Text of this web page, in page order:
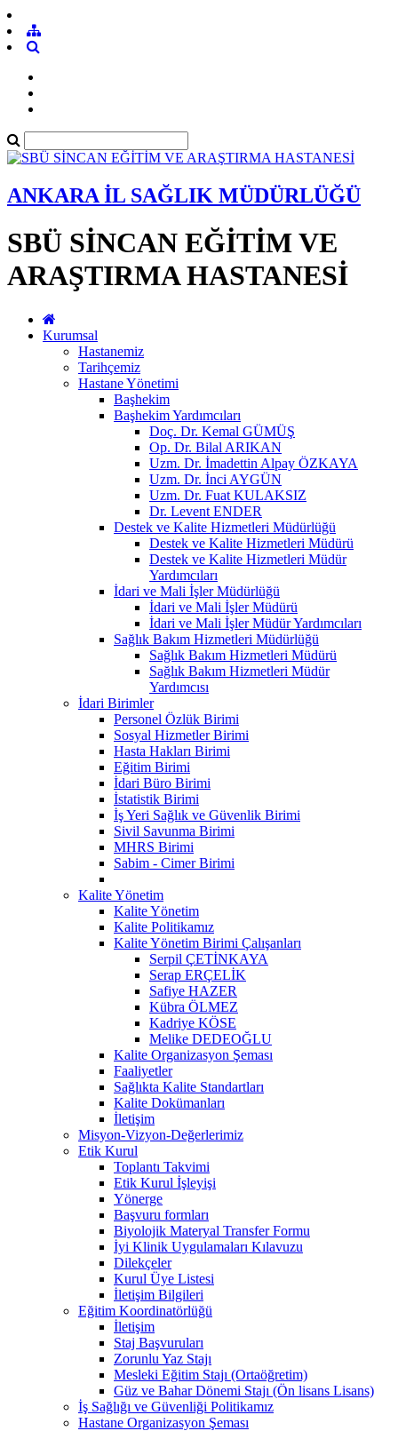
ANKARA İL SAĞLIK MÜDÜRLÜĞÜ
SBÜ SİNCAN EĞİTİM VE
ARAŞTIRMA HASTANESİ
Kurumsal
Hastanemiz
Tarihçemiz
Hastane Yönetimi
Başhekim
Başhekim Yardımcıları
Doç. Dr. Kemal GÜMÜŞ
Op. Dr. Bilal ARIKAN
Uzm. Dr. İmadettin Alpay ÖZKAYA
Uzm. Dr. İnci AYGÜN
Uzm. Dr. Fuat KULAKSIZ
Dr. Levent ENDER
Destek ve Kalite Hizmetleri Müdürlüğü
Destek ve Kalite Hizmetleri Müdürü
Destek ve Kalite Hizmetleri Müdür
Yardımcıları
İdari ve Mali İşler Müdürlüğü
İdari ve Mali İşler Müdürü
İdari ve Mali İşler Müdür Yardımcıları
Sağlık Bakım Hizmetleri Müdürlüğü
Sağlık Bakım Hizmetleri Müdürü
Sağlık Bakım Hizmetleri Müdür
Yardımcısı
İdari Birimler
Personel Özlük Birimi
Sosyal Hizmetler Birimi
Hasta Hakları Birimi
Eğitim Birimi
İdari Büro Birimi
İstatistik Birimi
İş Yeri Sağlık ve Güvenlik Birimi
Sivil Savunma Birimi
MHRS Birimi
Sabim - Cimer Birimi
Kalite Yönetim
Kalite Yönetim
Kalite Politikamız
Kalite Yönetim Birimi Çalışanları
Serpil ÇETİNKAYA
Serap ERÇELİK
Safiye HAZER
Kübra ÖLMEZ
Kadriye KÖSE
Melike DEDEOĞLU
Kalite Organizasyon Şeması
Faaliyetler
Sağlıkta Kalite Standartları
Kalite Dokümanları
İletişim
Misyon-Vizyon-Değerlerimiz
Etik Kurul
Toplantı Takvimi
Etik Kurul İşleyişi
Yönerge
Başvuru formları
Biyolojik Materyal Transfer Formu
İyi Klinik Uygulamaları Kılavuzu
Dilekçeler
Kurul Üye Listesi
İletişim Bilgileri
Eğitim Koordinatörlüğü
İletişim
Staj Başvuruları
Zorunlu Yaz Stajı
Mesleki Eğitim Stajı (Ortaöğretim)
Güz ve Bahar Dönemi Stajı (Ön lisans Lisans)
İş Sağlığı ve Güvenliği Politikamız
Hastane Organizasyon Şeması